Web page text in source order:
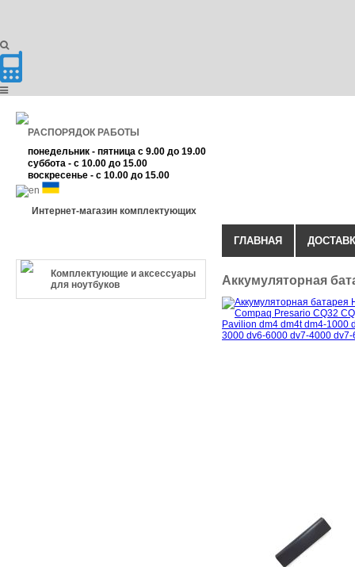
РАСПОРЯДОК РАБОТЫ
понедельник - пятница с 9.00 до 19.00
суббота - с 10.00 до 15.00
воскресенье - с 10.00 до 15.00
Интернет-магазин комплектующих
Комплектующие и аксессуары
для ноутбуков
ГЛАВНАЯ
Аккумуляторная